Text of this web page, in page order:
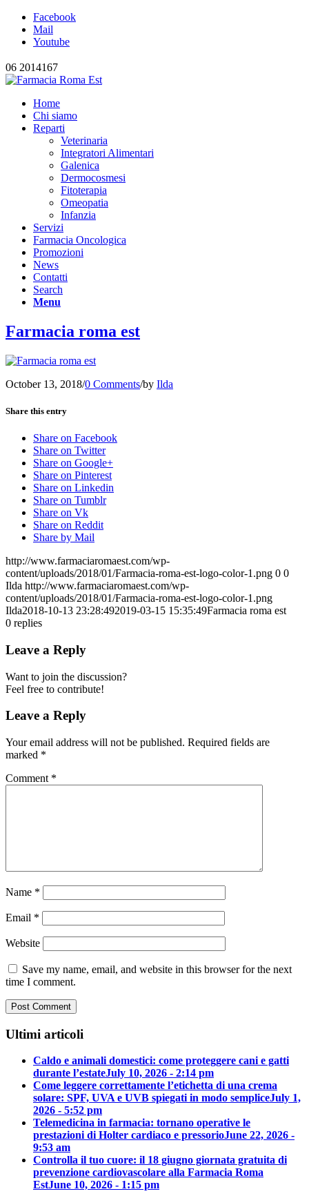
Facebook
Mail
Youtube
06 2014167
Home
Chi siamo
Reparti
Veterinaria
Integratori Alimentari
Galenica
Dermocosmesi
Fitoterapia
Omeopatia
Infanzia
Servizi
Farmacia Oncologica
Promozioni
News
Contatti
Search
Menu
Farmacia roma est
October 13, 2018/0 Comments/by Ilda
Share this entry
Share on Facebook
Share on Twitter
Share on Google+
Share on Pinterest
Share on Linkedin
Share on Tumblr
Share on Vk
Share on Reddit
Share by Mail
http://www.farmaciaromaest.com/wp-
content/uploads/2018/01/Farmacia-roma-est-logo-color-1.png 0 0
Ilda http://www.farmaciaromaest.com/wp-
content/uploads/2018/01/Farmacia-roma-est-logo-color-1.png
Ilda2018-10-13 23:28:492019-03-15 15:35:49Farmacia roma est
0 replies
Leave a Reply
Want to join the discussion?
Feel free to contribute!
Leave a Reply
Your email address will not be published. Required fields are
marked *
Comment *
Name *
Email *
Website
Save my name, email, and website in this browser for the next
time I comment.
Ultimi articoli
Caldo e animali domestici: come proteggere cani e gatti
durante l’estateJuly 10, 2026 - 2:14 pm
Come leggere correttamente l’etichetta di una crema
solare: SPF, UVA e UVB spiegati in modo sempliceJuly 1,
2026 - 5:52 pm
Telemedicina in farmacia: tornano operative le
prestazioni di Holter cardiaco e pressorioJune 22, 2026 -
9:53 am
Controlla il tuo cuore: il 18 giugno giornata gratuita di
prevenzione cardiovascolare alla Farmacia Roma
EstJune 10, 2026 - 1:15 pm